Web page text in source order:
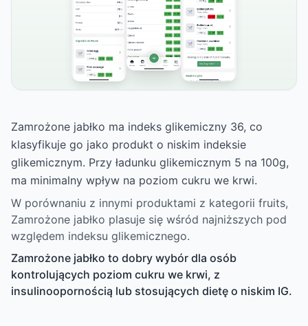
Zamrożone jabłko ma indeks glikemiczny 36, co
klasyfikuje go jako produkt o niskim indeksie
glikemicznym. Przy ładunku glikemicznym 5 na 100g,
ma minimalny wpływ na poziom cukru we krwi.
W porównaniu z innymi produktami z kategorii fruits,
Zamrożone jabłko plasuje się wśród najniższych pod
względem indeksu glikemicznego.
Zamrożone jabłko to dobry wybór dla osób
kontrolujących poziom cukru we krwi, z
insulinoopornością lub stosujących dietę o niskim IG.